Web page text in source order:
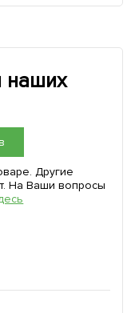
наших
Другие
На Ваши вопросы